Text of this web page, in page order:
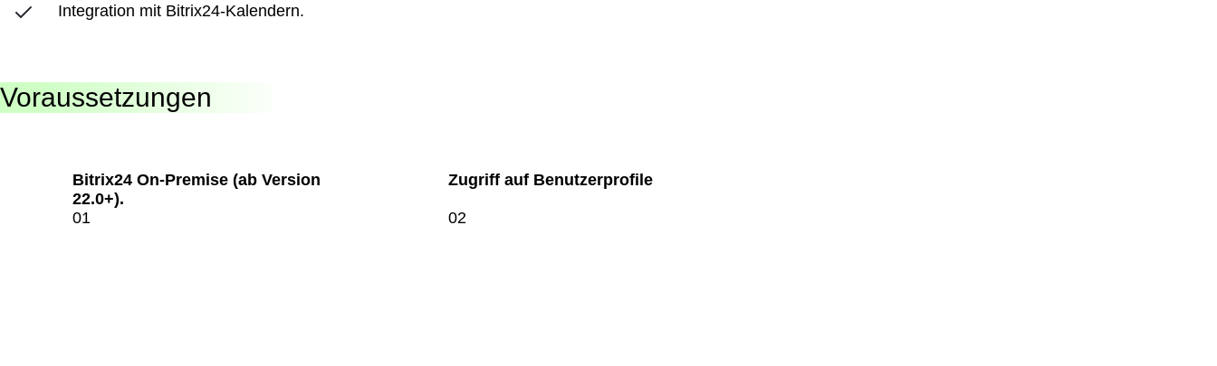
Integration mit Bitrix24-Kalendern.
Voraussetzungen
Bitrix24 On-Premise (ab Version
22.0+).
Zugriff auf Benutzerprofile